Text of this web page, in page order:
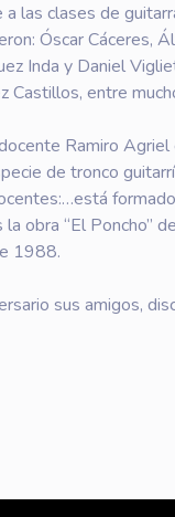
las clases de
Óscar Cáceres,
Inda y Daniel
Castillos, entre
Ramiro
de tronco
obra “El Poncho”
1988.
sus amigos,